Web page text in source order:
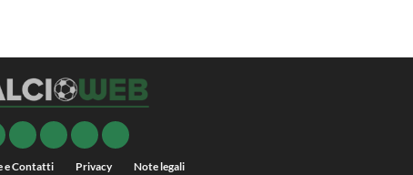
e Contatti Privacy Note legali